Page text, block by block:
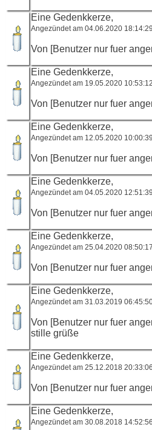
Eine Gedenkkerze,
Angezündet am 04.06.2020 18:14:29
Von [Benutzer nur fuer
Eine Gedenkkerze,
Angezündet am 19.05.2020 10:53:12
Von [Benutzer nur fuer
Eine Gedenkkerze,
Angezündet am 12.05.2020 10:00:39
Von [Benutzer nur fuer
Eine Gedenkkerze,
Angezündet am 04.05.2020 12:51:39
Von [Benutzer nur fuer
Eine Gedenkkerze,
Angezündet am 25.04.2020 08:50:17
Von [Benutzer nur fuer
Eine Gedenkkerze,
Angezündet am 31.03.2019
Von [Benutzer nur fuer
stille grüße
Eine Gedenkkerze,
Angezündet am 25.12.2018 20:33:06
Von [Benutzer nur fuer
Eine Gedenkkerze,
Angezündet am 30.08.2018 14:52:56